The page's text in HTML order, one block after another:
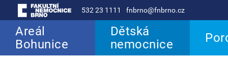
532 23 1111 fnbrno@fnbrno.cz
Areál
Bohunice
Dětská
nemocnice